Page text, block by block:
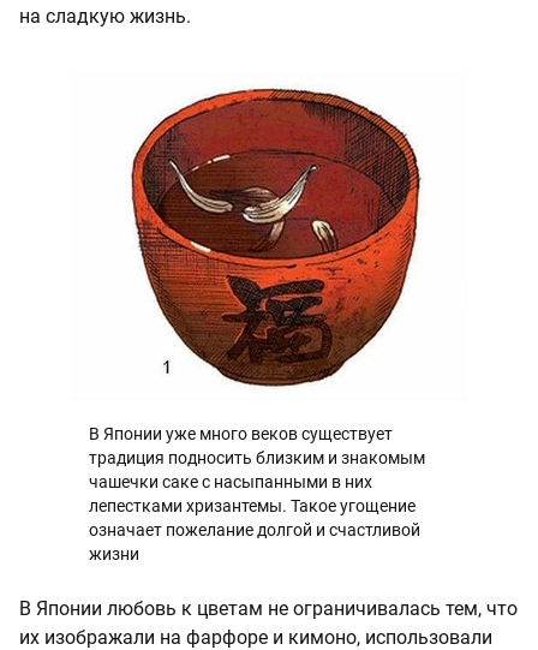
на сладкую жизнь.
В Японии уже много веков существует
традиция подносить близким и знакомым
чашечки саке с насыпанными в них
лепестками хризантемы. Такое угощение
означает пожелание долгой и счастливой
жизни
В Японии любовь к цветам не ограничивалась тем, что
их изображали на фарфоре и кимоно, использовали